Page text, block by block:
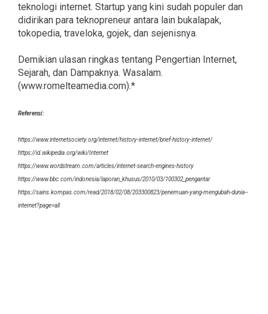
teknologi internet. Startup yang kini sudah populer dan
didirikan para teknopreneur antara lain bukalapak,
tokopedia, traveloka, gojek, dan sejenisnya.
Demikian ulasan ringkas tentang Pengertian Internet,
Sejarah, dan Dampaknya. Wasalam.
(www.romelteamedia.com).*
Referensi:
https://www.internetsociety.org/internet/history-internet/brief-history-internet/
https://id.wikipedia.org/wiki/Internet
https://www.wordstream.com/articles/internet-search-engines-history
https://www.bbc.com/indonesia/laporan_khusus/2010/03/100302_pengantar
https://sains.kompas.com/read/2018/02/08/203300823/penemuan-yang-mengubah-dunia--
internet?page=all